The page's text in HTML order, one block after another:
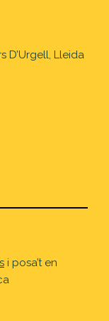
D’Urgell, Lleida
i posa’t en